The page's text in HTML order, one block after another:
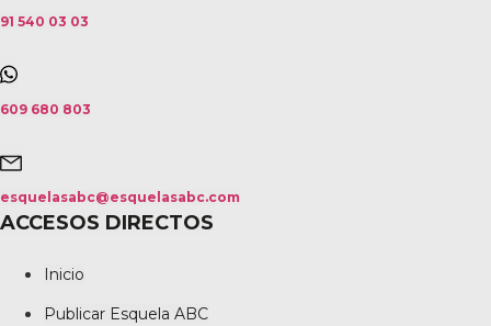
91 540 03 03
609 680 803
esquelasabc@esquelasabc.com
ACCESOS DIRECTOS
Inicio
Publicar Esquela ABC